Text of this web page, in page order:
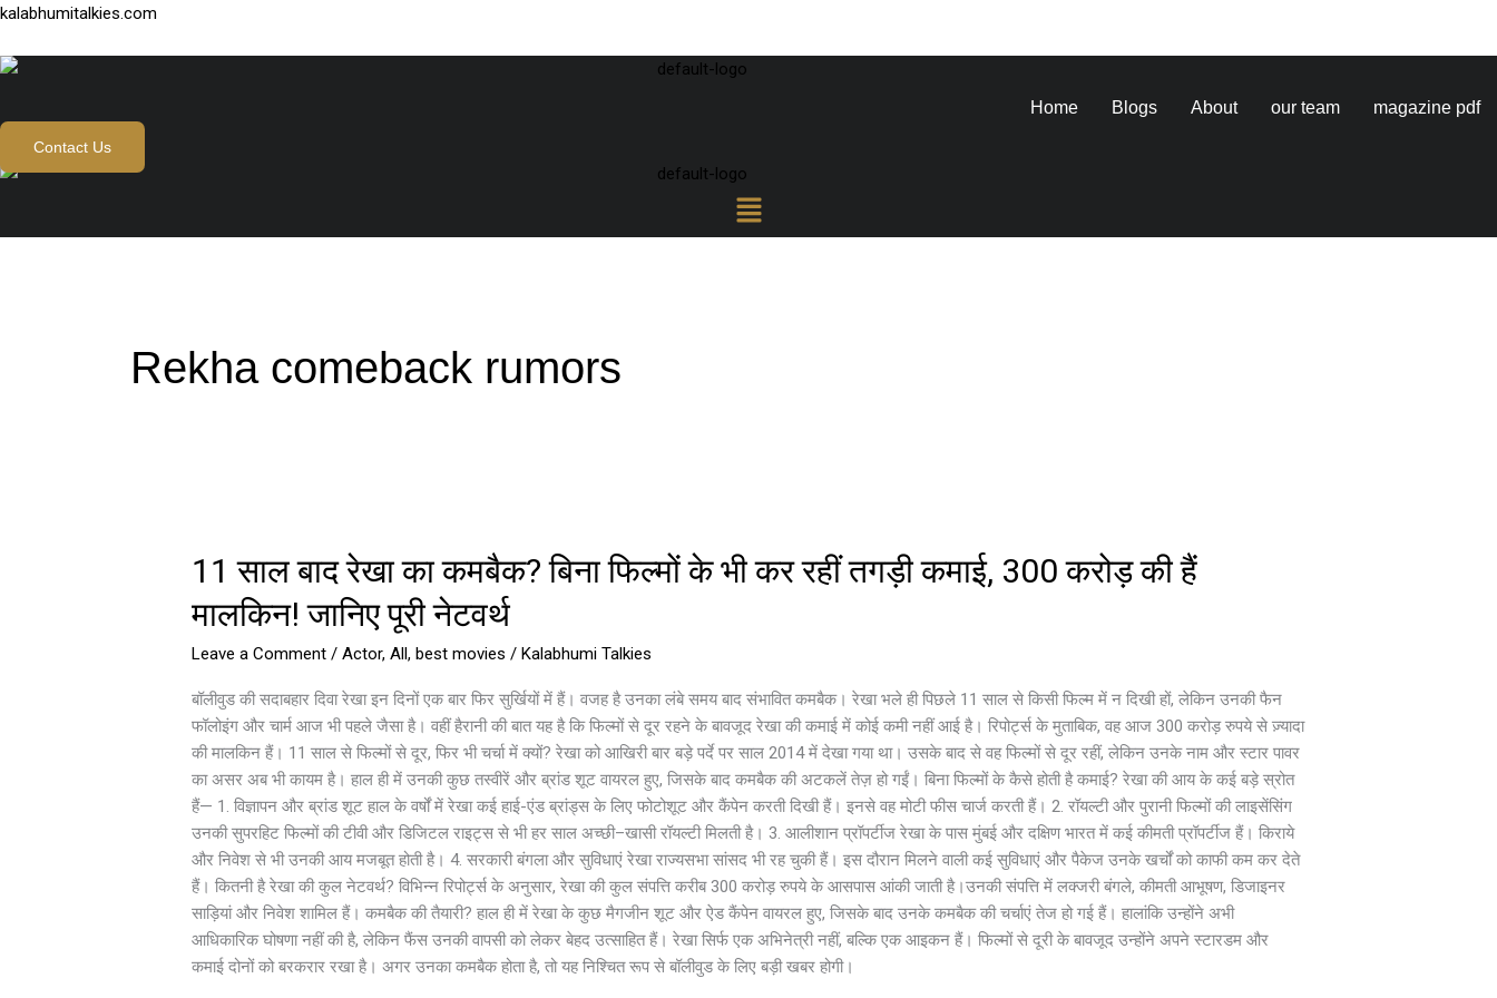
Skip
content
kalabhumitalkies.com
Home Blogs About our team magazine pdf
Contact Us
Rekha comeback rumors
11 साल बाद रेखा का कमबैक? बिना फिल्मों के भी कर रहीं तगड़ी कमाई, 300 करोड़ की हैं
मालकिन! जानिए पूरी नेटवर्थ
Leave a Comment /Actor,All,best movies /Kalabhumi Talkies
बॉलीवुड की सदाबहार दिवा रेखा इन दिनों एक बार फिर सुर्खियों में हैं। वजह है उनका लंबे समय बाद संभावित कमबैक। रेखा भले ही पिछले 11 साल से किसी फिल्म में न दिखी हों, लेकिन उनकी फैन
फॉलोइंग और चार्म आज भी पहले जैसा है। वहीं हैरानी की बात यह है कि फिल्मों से दूर रहने के बावजूद रेखा की कमाई में कोई कमी नहीं आई है। रिपोर्ट्स के मुताबिक, वह आज 300 करोड़ रुपये से ज़्यादा
की मालकिन हैं। 11 साल से फिल्मों से दूर, फिर भी चर्चा में क्यों? रेखा को आखिरी बार बड़े पर्दे पर साल 2014 में देखा गया था। उसके बाद से वह फिल्मों से दूर रहीं, लेकिन उनके नाम और स्टार पावर
का असर अब भी कायम है। हाल ही में उनकी कुछ तस्वीरें और ब्रांड शूट वायरल हुए, जिसके बाद कमबैक की अटकलें तेज़ हो गईं। बिना फिल्मों के कैसे होती है कमाई? रेखा की आय के कई बड़े स्रोत
हैं— 1. विज्ञापन और ब्रांड शूट हाल के वर्षों में रेखा कई हाई-एंड ब्रांड्स के लिए फोटोशूट और कैंपेन करती दिखी हैं। इनसे वह मोटी फीस चार्ज करती हैं। 2. रॉयल्टी और पुरानी फिल्मों की लाइसेंसिंग
उनकी सुपरहिट फिल्मों की टीवी और डिजिटल राइट्स से भी हर साल अच्छी–खासी रॉयल्टी मिलती है। 3. आलीशान प्रॉपर्टीज रेखा के पास मुंबई और दक्षिण भारत में कई कीमती प्रॉपर्टीज हैं। किराये
और निवेश से भी उनकी आय मजबूत होती है। 4. सरकारी बंगला और सुविधाएं रेखा राज्यसभा सांसद भी रह चुकी हैं। इस दौरान मिलने वाली कई सुविधाएं और पैकेज उनके खर्चों को काफी कम कर देते
हैं। कितनी है रेखा की कुल नेटवर्थ? विभिन्न रिपोर्ट्स के अनुसार, रेखा की कुल संपत्ति करीब 300 करोड़ रुपये के आसपास आंकी जाती है।उनकी संपत्ति में लक्जरी बंगले, कीमती आभूषण, डिजाइनर
साड़ियां और निवेश शामिल हैं। कमबैक की तैयारी? हाल ही में रेखा के कुछ मैगजीन शूट और ऐड कैंपेन वायरल हुए, जिसके बाद उनके कमबैक की चर्चाएं तेज हो गई हैं। हालांकि उन्होंने अभी
आधिकारिक घोषणा नहीं की है, लेकिन फैंस उनकी वापसी को लेकर बेहद उत्साहित हैं। रेखा सिर्फ एक अभिनेत्री नहीं, बल्कि एक आइकन हैं। फिल्मों से दूरी के बावजूद उन्होंने अपने स्टारडम और
कमाई दोनों को बरकरार रखा है। अगर उनका कमबैक होता है, तो यह निश्चित रूप से बॉलीवुड के लिए बड़ी खबर होगी।
साल
रेखा
का
बिना
फिल्मों
के
भी
कर
रहीं
तगड़ी
कमाई,
300
करोड़
की